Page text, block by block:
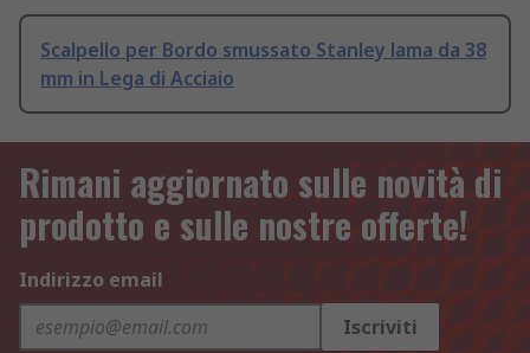
Scalpello per Bordo smussato Stanley lama da 38
mm in Lega di Acciaio
Rimani aggiornato sulle novità di
prodotto e sulle nostre offerte!
Indirizzo email
Iscriviti